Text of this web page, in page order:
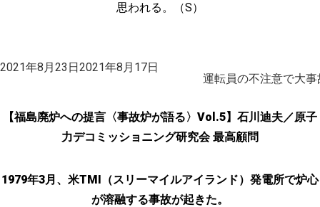
思われる。（S）
投
2021年8月23日2021年8月17日
運転員の不注意で大
【福島廃炉への提言〈事故炉が語る〉Vol.5】石川迪夫／原子
力デコミッショニング研究会 最高顧問
1979年3月、米TMI（スリーマイルアイランド）発電所で炉心
が溶融する事故が起きた。